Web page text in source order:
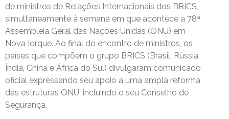
de ministros de Relações Internacionais dos BRICS,
simultaneamente à semana em que acontece a 78ª
Assembleia Geral das Nações Unidas (ONU) em
Nova Iorque. Ao final do encontro de ministros, os
países que compõem o grupo BRICS (Brasil, Rússia,
Índia, China e África do Sul) divulgaram comunicado
oficial expressando seu apoio a uma ampla reforma
das estruturas ONU, incluindo o seu Conselho de
Segurança.